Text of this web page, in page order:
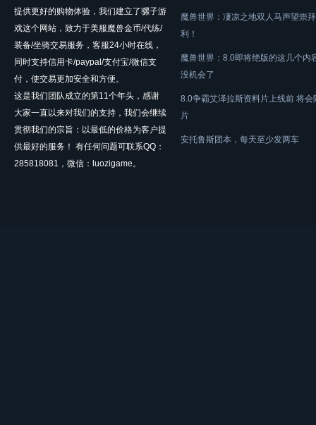
提供更好的购物体验，我们建立了骡子游
戏这个网站，致力于美服魔兽金币/代练/
装备/坐骑交易服务，客服24小时在线，
同时支持信用卡/paypal/支付宝/微信支
付，使交易更加安全和方便。
这是我们团队成立的第11个年头，感谢
大家一直以来对我们的支持，我们会继续
贯彻我们的宗旨：以最低的价格为客户提
供最好的服务！ 有任何问题可联系QQ：
285818081，微信：luozigame。
魔兽世界：凄凉之地双人马声望崇
利！
魔兽世界：8.0即将绝版的这几个内
没机会了
8.0争霸艾泽拉斯资料片上线前 将会
片
安托鲁斯团本，每天至少发两车